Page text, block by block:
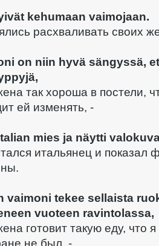
kehumaan vaimojaan.
расхваливать своих
on niin hyvä sängyssä,
так хороша в постели,
ей изменять, -
mies ja näytti
итальянец и показал
vaimoni tekee sellaista
vuoteen ravintolassa,
готовит такую еду, что я
не был, -